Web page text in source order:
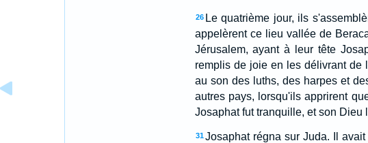
26 Le quatrième jour, ils
appelèrent ce lieu vallée de
Jérusalem, ayant à leur tête
remplis de joie en les délivrant de
au son des luths, des harpes et
autres pays, lorsqu'ils apprirent
Josaphat fut tranquille, et son Dieu
31 Josaphat régna sur Juda. Il